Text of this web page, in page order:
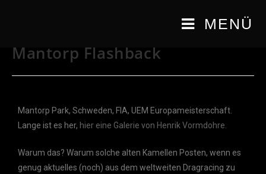
MENÜ
Mantorp Flashback
Mantorp Park, Schweden, FIA, UEM Europameisterschaft.
Lange ist es her, hier eine Galerie von Henrik Vormdohre.
Warum das? Warum solche alten Kamellen Posten, wenn es
genug aktuelles (noch) aus dem weltweiten Dragracing zu